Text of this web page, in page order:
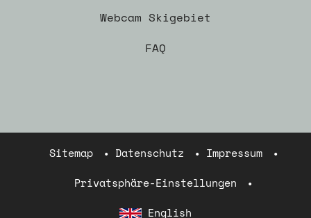
Webcam Skigebiet
FAQ
Sitemap Datenschutz
Impressum
Privatsphäre-Einstellungen
English